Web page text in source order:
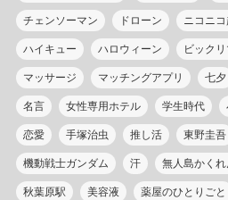
チェンソーマン ドローン ニコニ
ハイキュー ハロウィーン ビック
マッサージ マッチングアプリ 七夕
名言 女性専用ホテル 学生時代
恋愛 手塚治虫 推し活 東野圭吾
機動戦士ガンダム 汗 無人島かく
秋葉原駅 美容液 薬屋のひとりごと